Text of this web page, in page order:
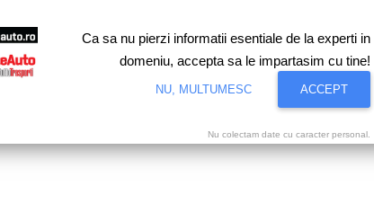
Ca sa nu pierzi informatii esentiale de la experti in
domeniu, accepta sa le impartasim cu tine!
NU, MULTUMESC ACCEPT
Nu colectam date cu caracter personal.